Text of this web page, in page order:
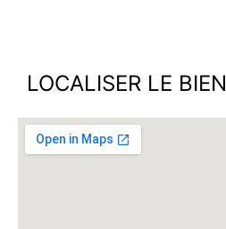
LOCALISER LE BIEN